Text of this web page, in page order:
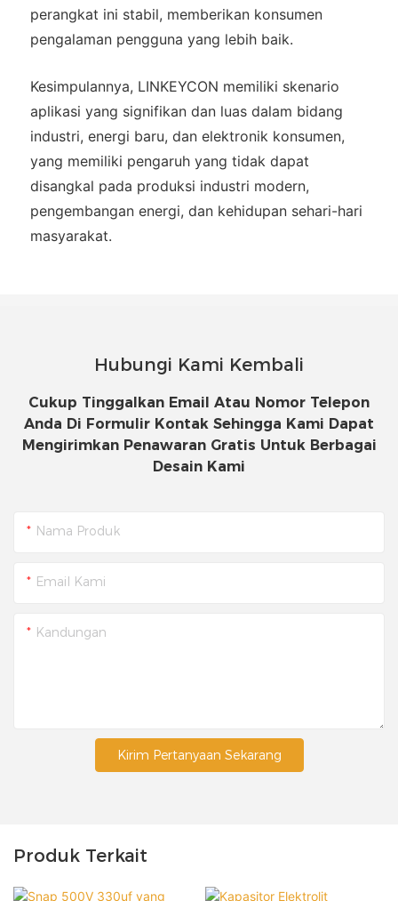
perangkat ini stabil, memberikan konsumen
pengalaman pengguna yang lebih baik.
Kesimpulannya, LINKEYCON memiliki skenario
aplikasi yang signifikan dan luas dalam bidang
industri, energi baru, dan elektronik konsumen,
yang memiliki pengaruh yang tidak dapat
disangkal pada produksi industri modern,
pengembangan energi, dan kehidupan sehari-hari
masyarakat.
Hubungi Kami Kembali
Cukup Tinggalkan Email Atau Nomor Telepon
Anda Di Formulir Kontak Sehingga Kami Dapat
Mengirimkan Penawaran Gratis Untuk Berbagai
Desain Kami
Nama Produk
Email Kami
Kandungan
Kirim Pertanyaan Sekarang
Produk Terkait